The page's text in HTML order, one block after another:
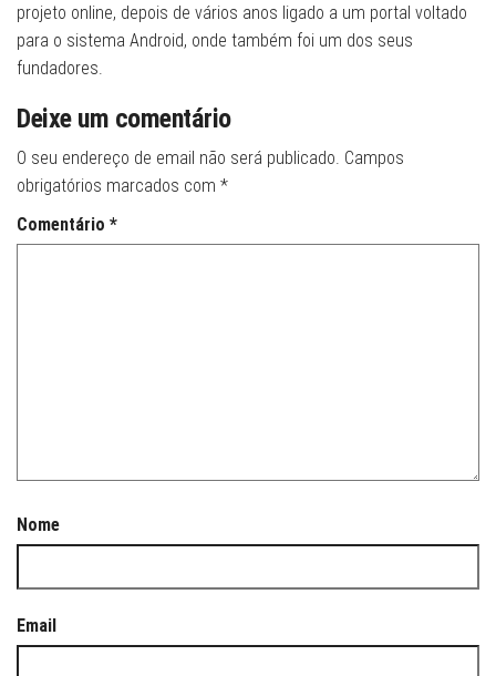
projeto online, depois de vários anos ligado a um portal voltado
para o sistema Android, onde também foi um dos seus
fundadores.
Deixe um comentário
O seu endereço de email não será publicado. Campos
obrigatórios marcados com *
Comentário *
Nome
Email